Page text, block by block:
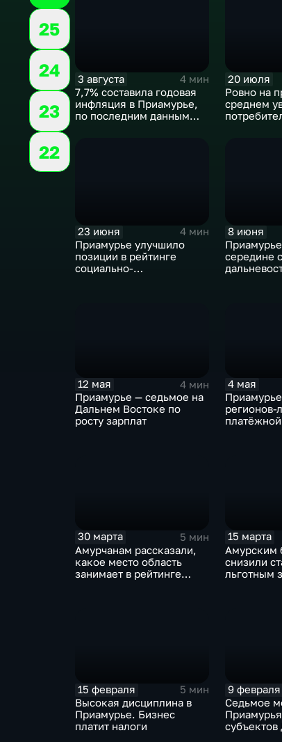
25
24
23
22
3 августа
4 мин
7,7% составила годовая
инфляция в Приамурье,
по последним данным
20 июля
Ровно на
среднем
23 июня
4 мин
Приамурье улучшило
позиции в рейтинге
социально-
8 июня
середине
12 мая
4 мин
Приамурье — седьмое на
Дальнем Востоке по
росту зарплат
4 мая
регионов-
30 марта
5 мин
Амурчанам рассказали,
какое место область
занимает в рейтинге
15 марта
Амурским
снизили
льготным
15 февраля
5 мин
Высокая дисциплина в
Приамурье. Бизнес
платит налоги
9 февраля
Седьмое
субъектов